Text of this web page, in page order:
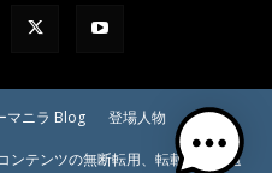
マニラ Blog 登場人物
テンツの無断転用、転載等はご遠